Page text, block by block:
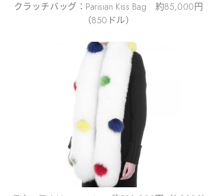
クラッチバッグ：Parisian Kiss Bag 約85,000円
（850ドル）